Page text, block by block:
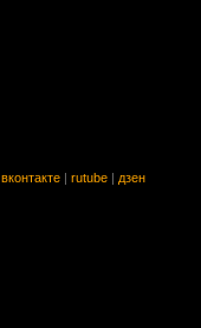
вконтакте rutube дзен